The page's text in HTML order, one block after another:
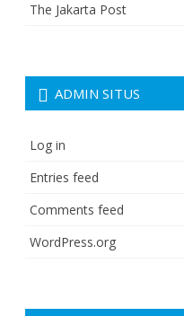
The Jakarta Post
ADMIN SITUS
Log in
Entries feed
Comments feed
WordPress.org